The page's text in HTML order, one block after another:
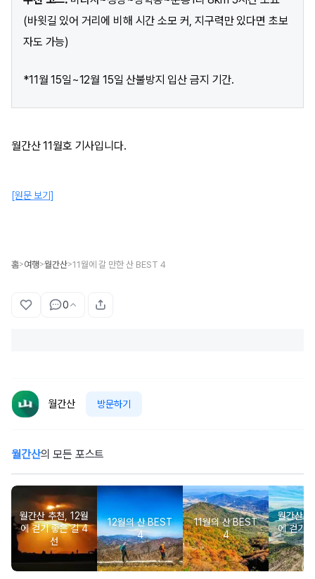
(바윗길 있어 거리에 비해 시간 소모 커, 지구력만 있다면 초보
자도 가능)
*11월 15일~12월 15일 산불방지 입산 금지 기간.
월간산 11월호 기사입니다.
[원문 보기]
홈>여행>월간산>11월에 갈 만한 산 BEST 4
0
월간산 방문하기
월간산의 모든 포스트
월간산 추천, 12월
에 걷기 좋은 길 4
선
12월의 산 BEST
4
11월의 산 BEST
4
월간산
에 걷기